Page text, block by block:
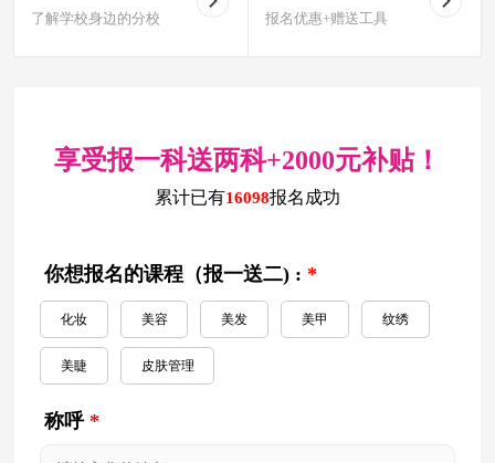
了解学校身边的分校 报名优惠+赠送工具
享受报一科送两科+2000元补贴！
累计已有16098报名成功
你想报名的课程（报一送二) : *
化妆 美容 美发 美甲 纹绣
美睫 皮肤管理
称呼 *